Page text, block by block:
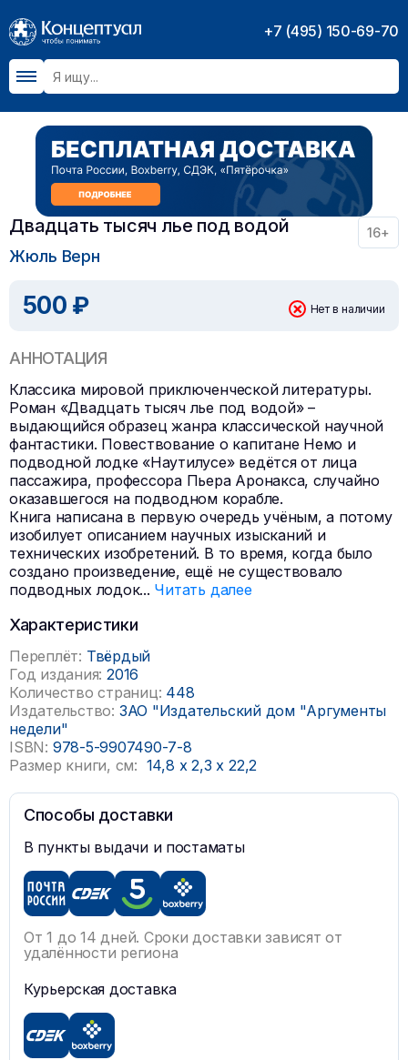
+7 (495) 150-69-70
Двадцать тысяч лье под водой 16+
Жюль Верн
500 ₽ Нет в наличии
АННОТАЦИЯ
Классика мировой приключенческой литературы.
Роман «Двадцать тысяч лье под водой» –
выдающийся образец жанра классической научной
фантастики. Повествование о капитане Немо и
подводной лодке «Наутилусе» ведётся от лица
пассажира, профессора Пьера Аронакса, случайно
оказавшегося на подводном корабле.
Книга написана в первую очередь учёным, а потому
изобилует описанием научных изысканий и
технических изобретений. В то время, когда было
создано произведение, ещё не существовало
подводных лодок... Читать далее
Характеристики
Переплёт: Твёрдый
Год издания: 2016
Количество страниц: 448
Издательство: ЗАО "Издательский дом "Аргументы
недели"
ISBN: 978-5-9907490-7-8
Размер книги, см: 14,8 x 2,3x 22,2
Способы доставки
В пункты выдачи и постаматы
От 1 до 14 дней. Сроки доставки зависят от
удалённости региона
Курьерская доставка